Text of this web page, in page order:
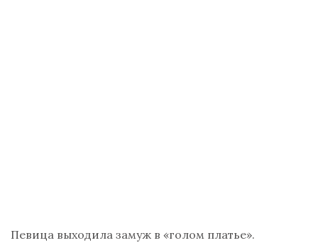
Певица выходила замуж в «голом платье».